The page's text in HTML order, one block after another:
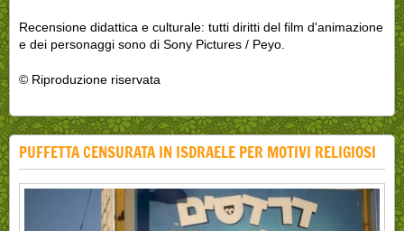
Recensione didattica e culturale: tutti diritti del film d'animazione
e dei personaggi sono di Sony Pictures / Peyo.
© Riproduzione riservata
PUFFETTA CENSURATA IN ISDRAELE PER MOTIVI RELIGIOSI